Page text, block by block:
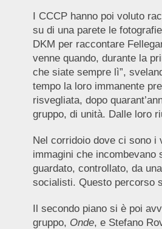
I CCCP hanno poi voluto
su di una parete le
DKM per raccontare
venne quando, durante la
che siate sempre lì”,
tempo la loro immanente
risvegliata, dopo
gruppo, di unità. Dalle loro
Nel corridoio dove ci sono
immagini che
guardato, controllato, da
socialisti. Questo percorso
Il secondo piano si è poi
gruppo, Onde, e Stefano